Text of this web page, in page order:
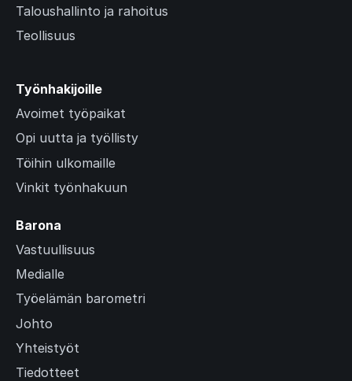
Taloushallinto ja rahoitus
Teollisuus
Työnhakijoille
Avoimet työpaikat
Opi uutta ja työllisty
Töihin ulkomaille
Vinkit työnhakuun
Barona
Vastuullisuus
Medialle
Työelämän barometri
Johto
Yhteistyöt
Tiedotteet